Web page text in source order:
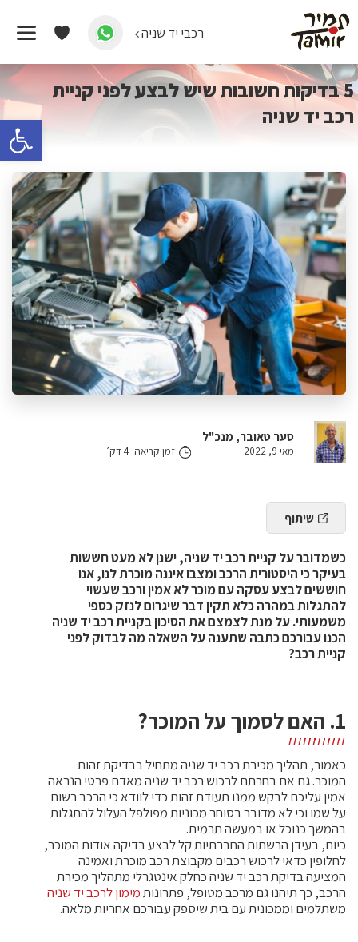
רכבי יד שניה
דף הבית/כל המאמרים
5 בדיקות חשובות שיש לבצע לפני קניית
5 בדיקות חשובות שיש לבצע לפני קניית
רכב יד שניה
סער טאובר, מנכ"ל
מאי 9, 2022 זמן קריאה: 4 דק’
שיתוף
כשמדובר על קניית רכב יד שניה, ישנן לא מעט חששות
בעיקר כי היסטורית הרכב ומצבו איננה מוכרת לנו, אנו
חוששים לבצע עסקה עם מוכר לא אמין ורכב שעשוי
להתגלות במהרה כלא תקין דבר שיגרום לנזק כספי
משמעותי. על מנת לצמצם את הסיכון בקניית רכב יד שניה
הכנו עבורכם כתבה שתענה על השאלה מה לבדוק לפני
קניית רכב?
1. האם לסמוך על המוכר?
כאמור, תהליך מכירת רכב יד שניה מתחיל בבדיקת זהות
המוכר. גם אם בחרתם לרכוש רכב יד שניה מאדם פרטי הנראה
אמין עליכם לבקש ממנו תעודת זהות כדי לוודא כי הרכב רשום
על שמו וכי לא מדובר בסוחר מכוניות מפולפל העלול להתגלות
בהמשך כנוכל או במעשה תרמית.
כיום, בעידן הרשתות החברתיות קל לבצע בדיקה אודות המוכר,
לחלופין כדאי לרכוש רכבים מקבוצת רכב מוכרת ואמינה
המציעה בדיקת רכב יד שניה כחלק אינטגרלי מתהליך מכירת
הרכב, כך תיהנו גם מרכב מטופל, פתרונותמימון לרכב יד שניה
משתלמים וממכונית עם בית שיספק עבורכם אחריות מלאה.